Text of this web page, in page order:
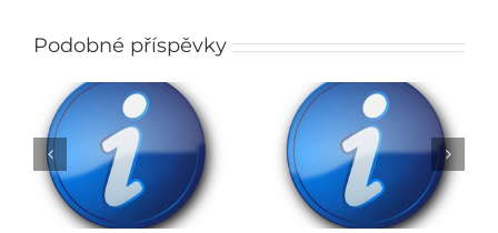
Podobné příspěvky
Rozhodnutí o přijetí
do ZŠ na školní rok
2026/2027
Obědy do škol